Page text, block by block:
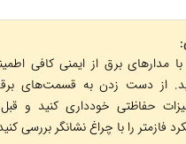
مدارهای برق از ایمنی کافی
از دست زدن به قسمت‌های
حفاظتی خودداری کنید و
فازمتر را با چراغ نشانگر بررسی